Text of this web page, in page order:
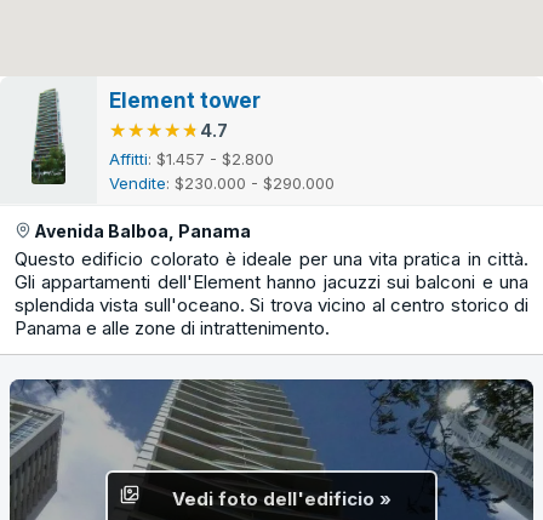
Element tower
★★★★★
★★★★★ 4.7
Affitti: $1.457 - $2.800
Vendite: $230.000 - $290.000
Avenida Balboa, Panama
Questo edificio colorato è ideale per una vita pratica in città.
Gli appartamenti dell'Element hanno jacuzzi sui balconi e una
splendida vista sull'oceano. Si trova vicino al centro storico di
Panama e alle zone di intrattenimento.
Vedi foto dell'edificio »